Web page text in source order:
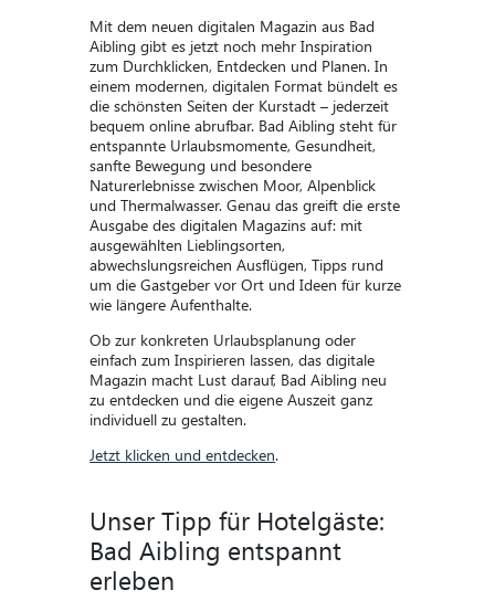
Mit dem neuen digitalen Magazin aus Bad
Aibling gibt es jetzt noch mehr Inspiration
zum Durchklicken, Entdecken und Planen. In
einem modernen, digitalen Format bündelt es
die schönsten Seiten der Kurstadt – jederzeit
bequem online abrufbar. Bad Aibling steht für
entspannte Urlaubsmomente, Gesundheit,
sanfte Bewegung und besondere
Naturerlebnisse zwischen Moor, Alpenblick
und Thermalwasser. Genau das greift die erste
Ausgabe des digitalen Magazins auf: mit
ausgewählten Lieblingsorten,
abwechslungsreichen Ausflügen, Tipps rund
um die Gastgeber vor Ort und Ideen für kurze
wie längere Aufenthalte.
Ob zur konkreten Urlaubsplanung oder
einfach zum Inspirieren lassen, das digitale
Magazin macht Lust darauf, Bad Aibling neu
zu entdecken und die eigene Auszeit ganz
individuell zu gestalten.
Jetzt klicken und entdecken.
​Unser Tipp für Hotelgäste:
Bad Aibling entspannt
erleben